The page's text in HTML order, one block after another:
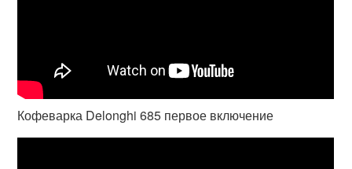
Кофеварка Delonghi 685 первое включение